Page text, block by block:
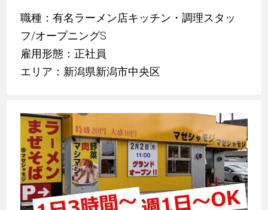
職種：有名ラーメン店キッチン・調理スタッ
フ/オープニングS
雇用形態：正社員
エリア：新潟県新潟市中央区